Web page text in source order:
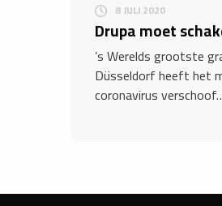
8 JULI 2020
Drupa moet
’s Werelds grootste
Düsseldorf heeft het
coronavirus